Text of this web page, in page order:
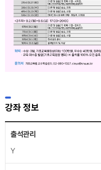
강좌 정보
출석관리
Y